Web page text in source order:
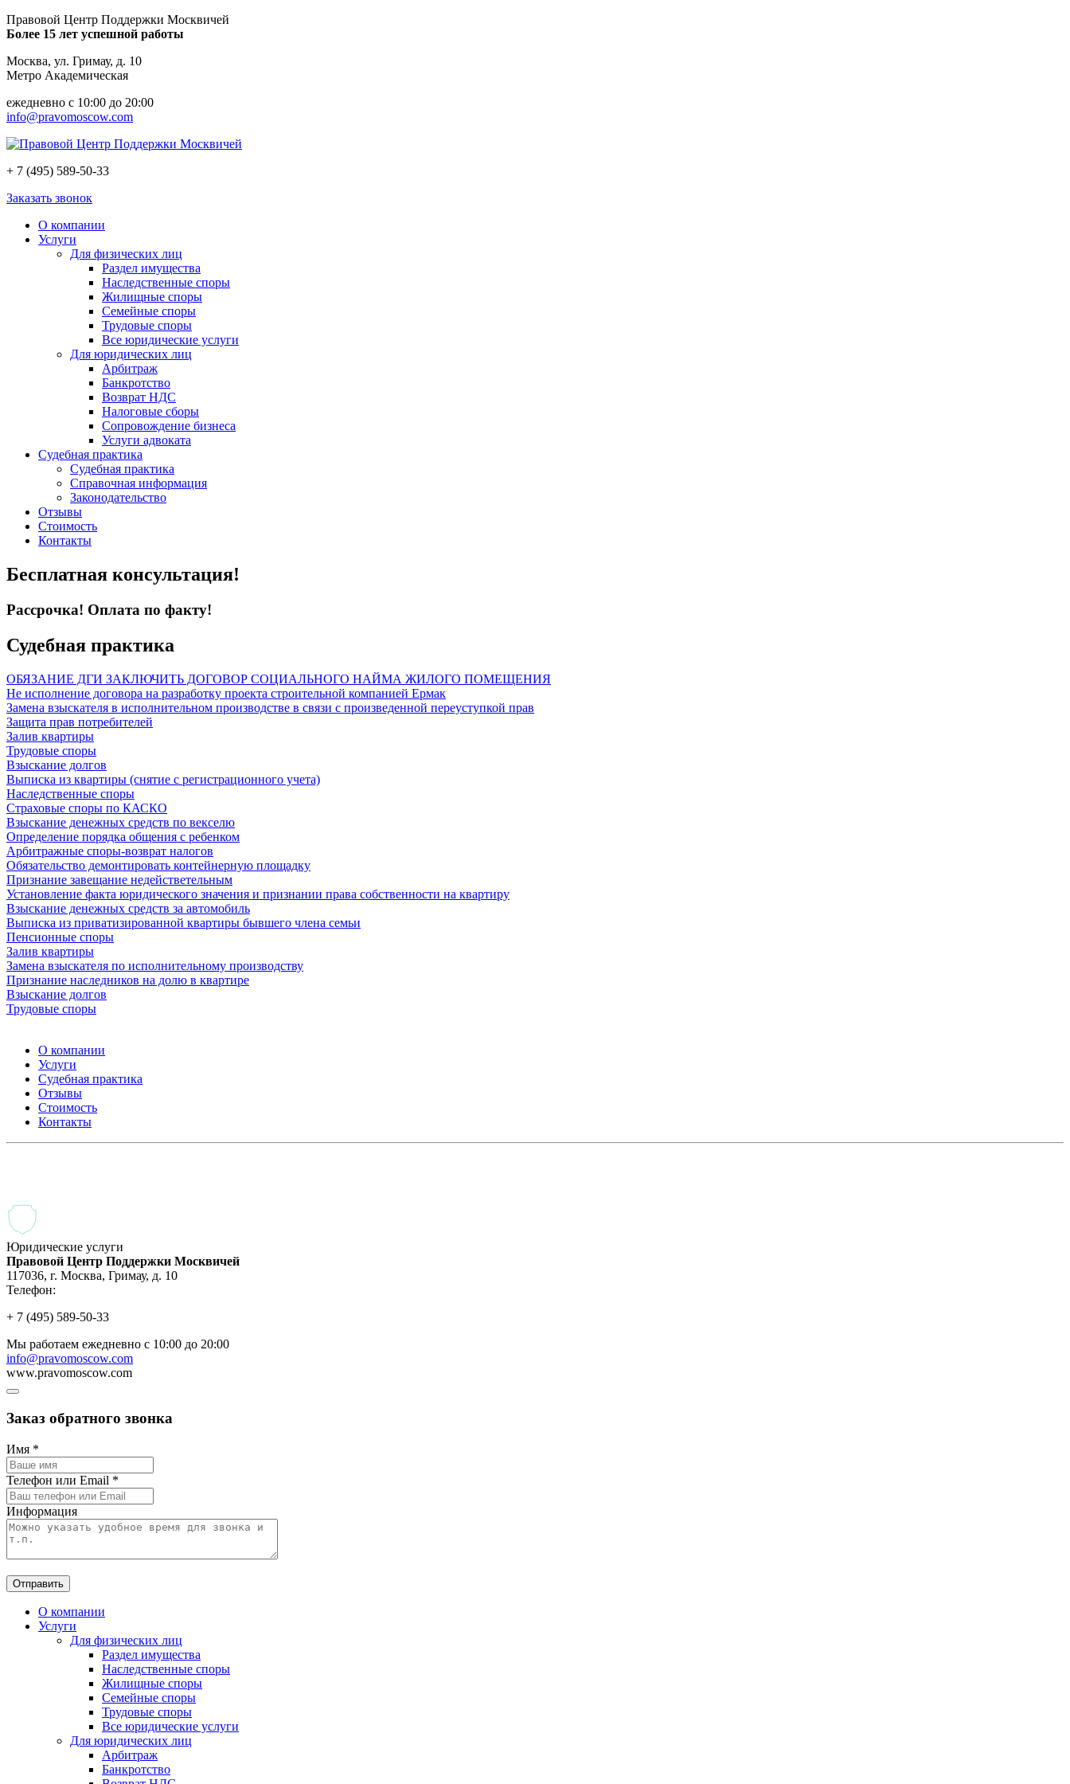
Правовой Центр Поддержки Москвичей
Более 15 лет успешной работы
Москва, ул. Гримау, д. 10
Метро Академическая
ежедневно с 10:00 до 20:00
info@pravomoscow.com
+ 7 (495) 589-50-33
Заказать звонок
О компании
Услуги
Для физических лиц
Раздел имущества
Наследственные споры
Жилищные споры
Семейные споры
Трудовые споры
Все юридические услуги
Для юридических лиц
Арбитраж
Банкротство
Возврат НДС
Налоговые сборы
Сопровождение бизнеса
Услуги адвоката
Судебная практика
Судебная практика
Справочная информация
Законодательство
Отзывы
Стоимость
Контакты
Бесплатная консультация!
Рассрочка! Оплата по факту!
Судебная практика
ОБЯЗАНИЕ ДГИ ЗАКЛЮЧИТЬ ДОГОВОР СОЦИАЛЬНОГО НАЙМА ЖИЛОГО ПОМЕЩЕНИЯ
Не исполнение договора на разработку проекта строительной компанией Ермак
Замена взыскателя в исполнительном производстве в связи с произведенной переуступкой прав
Защита прав потребителей
Залив квартиры
Трудовые споры
Взыскание долгов
Выписка из квартиры (снятие с регистрационного учета)
Наследственные споры
Страховые споры по КАСКО
Взыскание денежных средств по векселю
Определение порядка общения с ребенком
Арбитражные споры-возврат налогов
Обязательство демонтировать контейнерную площадку
Признание завещание недействетельным
Установление факта юридического значения и признании права собственности на квартиру
Взыскание денежных средств за автомобиль
Выписка из приватизированной квартиры бывшего члена семьи
Пенсионные споры
Залив квартиры
Замена взыскателя по исполнительному производству
Признание наследников на долю в квартире
Взыскание долгов
Трудовые споры
О компании
Услуги
Судебная практика
Отзывы
Стоимость
Контакты
Юридические услуги
Правовой Центр Поддержки Москвичей
117036, г. Москва, Гримау, д. 10
Телефон:
+ 7 (495) 589-50-33
Мы работаем ежедневно с 10:00 до 20:00
info@pravomoscow.com
www.pravomoscow.com
Заказ обратного звонка
Имя *
Телефон или Email *
Информация
Отправить
О компании
Услуги
Для физических лиц
Раздел имущества
Наследственные споры
Жилищные споры
Семейные споры
Трудовые споры
Все юридические услуги
Для юридических лиц
Арбитраж
Банкротство